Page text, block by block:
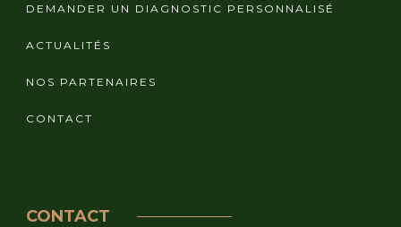
DEMANDER UN DIAGNOSTIC PERSONNALISÉ
ACTUALITÉS
NOS PARTENAIRES
CONTACT
CONTACT